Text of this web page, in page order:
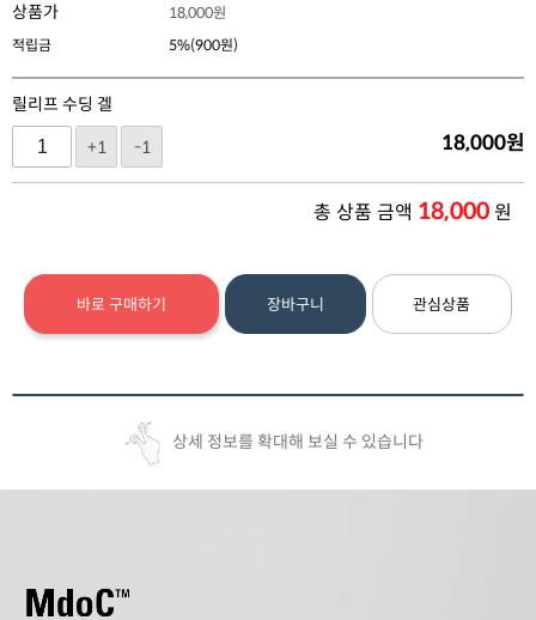
상품가 18,000원
적립금
5%(900원)
릴리프 수딩 겔
+1
-1 18,000원
총 상품 금액 18,000원
바로 구매하기 장바구니 관심상품
상세 정보를 확대해 보실 수 있습니다